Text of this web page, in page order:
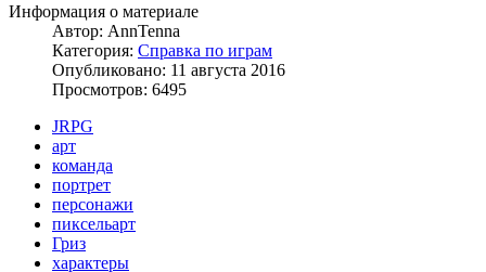
Информация о материале
Автор: AnnTenna
Категория: Справка по играм
Опубликовано: 11 августа 2016
Просмотров: 6495
JRPG
арт
команда
портрет
персонажи
пиксельарт
Гриз
характеры